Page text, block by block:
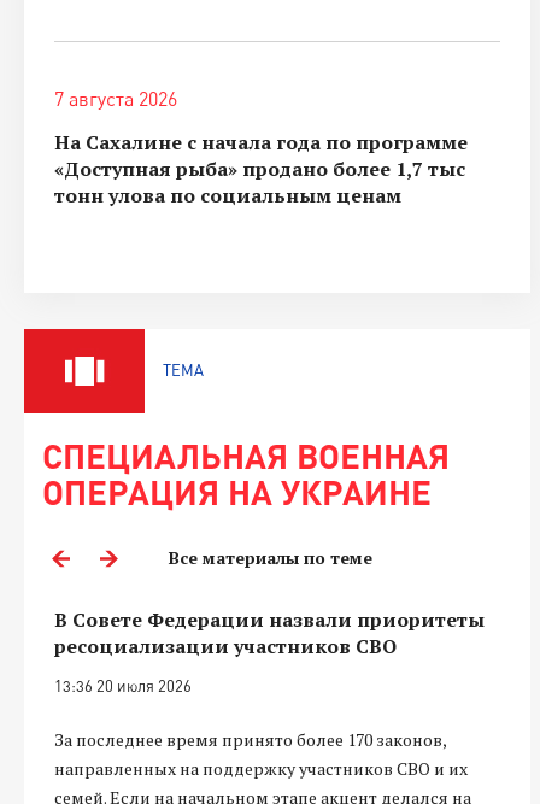
7 августа 2026
На Сахалине с начала года по программе
«Доступная рыба» продано более 1,7 тыс
тонн улова по социальным ценам
ТЕМА
СПЕЦИАЛЬНАЯ ВОЕННАЯ
ОПЕРАЦИЯ НА УКРАИНЕ
Все материалы по теме
В Совете Федерации назвали приоритеты
ресоциализации участников СВО
13:36 20 июля 2026
За последнее время принято более 170 законов,
направленных на поддержку участников СВО и их
семей. Если на начальном этапе акцент делался на